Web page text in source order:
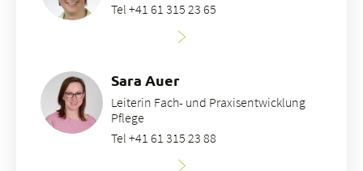
Tel +41 61 315 23 65
Sara Auer
Leiterin Fach- und Praxisentwicklung
Pflege
Tel +41 61 315 23 88